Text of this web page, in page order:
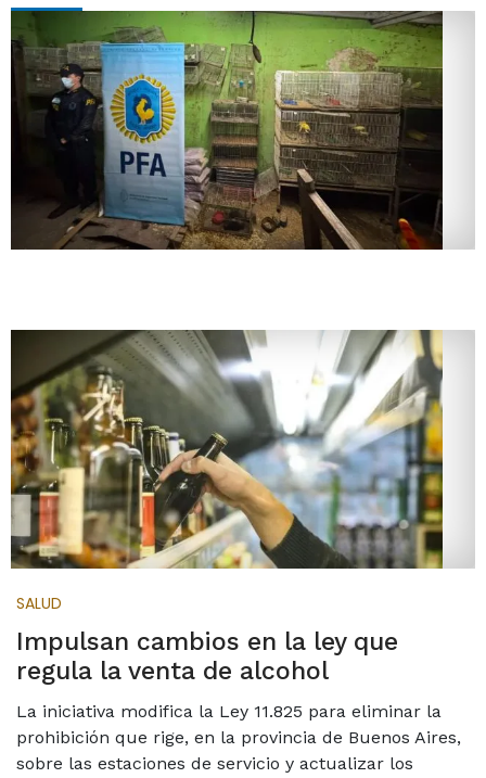
SALUD
Impulsan cambios en la ley que
regula la venta de alcohol
La iniciativa modifica la Ley 11.825 para eliminar la
prohibición que rige, en la provincia de Buenos Aires,
sobre las estaciones de servicio y actualizar los